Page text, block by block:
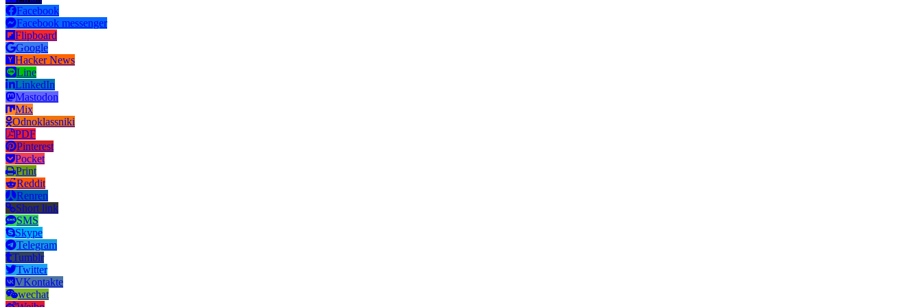
Facebook
Facebook messenger
Flipboard
Google
Hacker News
Line
LinkedIn
Mastodon
Mix
Odnoklassniki
PDF
Pinterest
Pocket
Print
Reddit
Renren
Short link
SMS
Skype
Telegram
Tumblr
Twitter
VKontakte
wechat